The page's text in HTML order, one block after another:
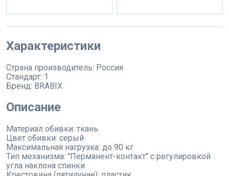
Характеристики
Страна производитель: Россия
Стандарт: 1
Бренд: BRABIX
Описание
Материал обивки: ткань
Цвет обивки: серый
Максимальная нагрузка: до 90 кг
Тип механизма: "Перманент-контакт" с регулировкой
угла наклона спинки